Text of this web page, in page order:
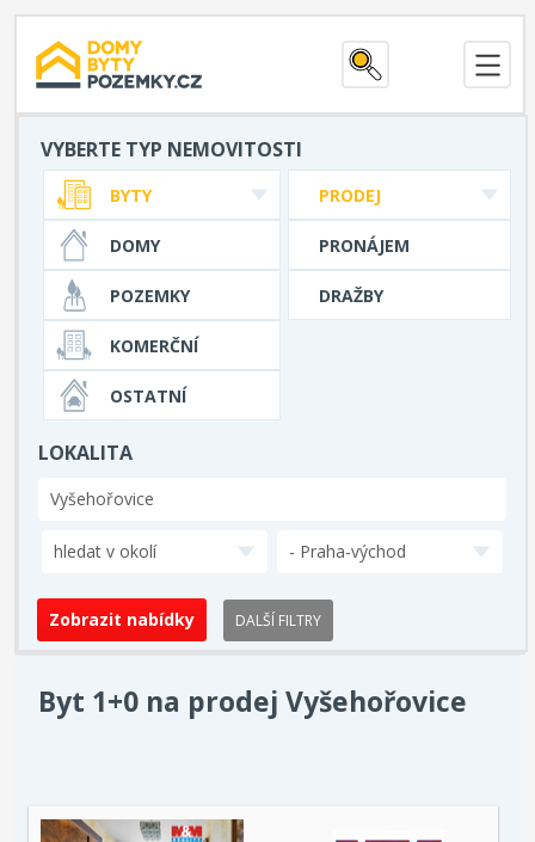
VYBERTE TYP NEMOVITOSTI
PRODEJ
PRONÁJEM
DRAŽBY
BYTY
DOMY
POZEMKY
KOMERČNÍ
OSTATNÍ
LOKALITA
hledat v okolí - Praha-východ
DALŠÍ FILTRY
Byt 1+0 na prodej Vyšehořovice